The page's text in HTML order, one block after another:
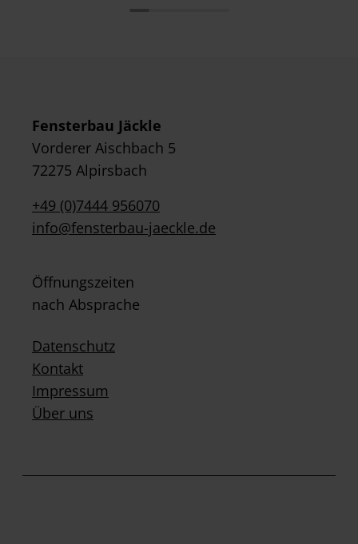
Fensterbau Jäckle
Vorderer Aischbach 5
72275 Alpirsbach
+49 (0)7444 956070
info@fensterbau-jaeckle.de
Öffnungszeiten
nach Absprache
Datenschutz
Kontakt
Impressum
Über uns